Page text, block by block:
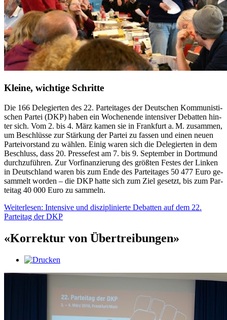
Kleine, wichtige Schritte
Die 166 De­le­gier­ten des 22. Par­tei­ta­ges der Deut­schen Kom­mu­nis­ti­
schen Par­tei (DKP) haben ein Wo­chen­en­de in­ten­si­ver De­bat­ten hin­
ter sich. Vom 2. bis 4. März kamen sie in Frank­furt a. M. zu­sam­men,
um Be­schlüs­se zur Stär­kung der Par­tei zu fas­sen und einen neuen
Par­tei­vor­stand zu wäh­len. Einig waren sich die De­le­gier­ten in dem
Be­schluss, dass 20. Pres­se­fest am 7. bis 9. Sep­tem­ber in Dort­mund
durch­zu­füh­ren. Zur Vor­fi­nan­zie­rung des größ­ten Fes­tes der Lin­ken
in Deutsch­land waren bis zum Ende des Par­tei­ta­ges 50 477 Euro ge­
sam­melt wor­den – die DKP hatte sich zum Ziel ge­setzt, bis zum Par­
tei­tag 40 000 Euro zu sam­meln.
Weiterlesen: Intensive und disziplinierte Debatten auf dem 22.
Parteitag der DKP
«Korrektur von Übertreibungen»